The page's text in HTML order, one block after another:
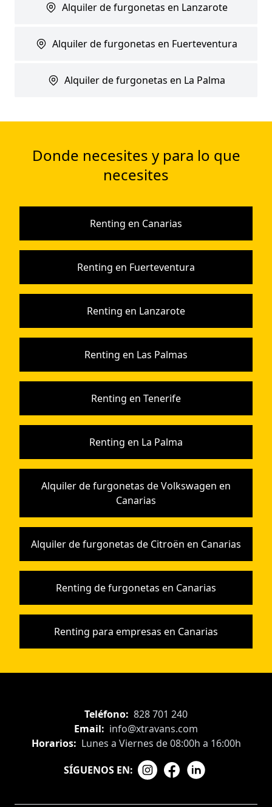
Alquiler de furgonetas en Lanzarote
Alquiler de furgonetas en Fuerteventura
Alquiler de furgonetas en La Palma
Donde necesites y para lo que
necesites
Renting en Canarias
Renting en Fuerteventura
Renting en Lanzarote
Renting en Las Palmas
Renting en Tenerife
Renting en La Palma
Alquiler de furgonetas de Volkswagen en
Canarias
Alquiler de furgonetas de Citroën en Canarias
Renting de furgonetas en Canarias
Renting para empresas en Canarias
Teléfono: 828 701 240
Email: info@xtravans.com
Horarios: Lunes a Viernes de 08:00h a 16:00h
SÍGUENOS EN: